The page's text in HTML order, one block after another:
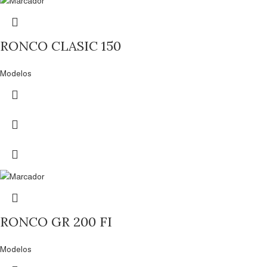
RONCO CLASIC 150
Modelos
RONCO GR 200 FI
Modelos